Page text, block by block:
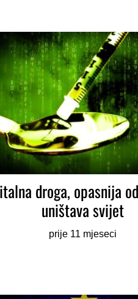
droga, opasnija
uništava svijet
prije 11 mjeseci